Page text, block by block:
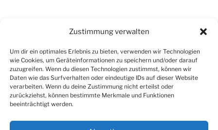
Zustimmung verwalten
Um dir ein optimales Erlebnis zu bieten, verwenden wir Technologien
wie Cookies, um Geräteinformationen zu speichern und/oder darauf
zuzugreifen. Wenn du diesen Technologien zustimmst, können wir
Daten wie das Surfverhalten oder eindeutige IDs auf dieser Website
verarbeiten. Wenn du deine Zustimmung nicht erteilst oder
zurückziehst, können bestimmte Merkmale und Funktionen
beeinträchtigt werden.
nach:
|Datenschutz